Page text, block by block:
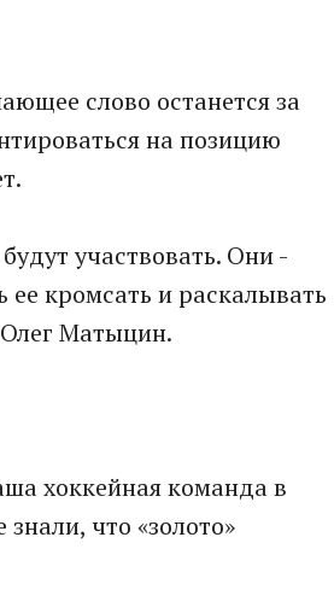
слово останется за
на позицию
участвовать. Они -
кромсать и раскалывать
Матыцин.
хоккейная команда в
что «золото»